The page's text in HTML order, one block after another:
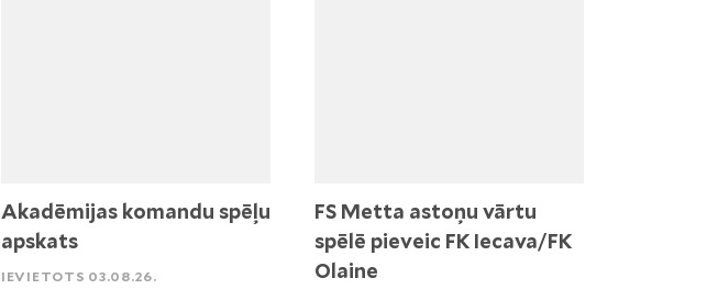
Akadēmijas komandu spēļu
apskats
IEVIETOTS 03.08.26.
FS Metta astoņu vārtu
spēlē pieveic FK Iecava/FK
Olaine